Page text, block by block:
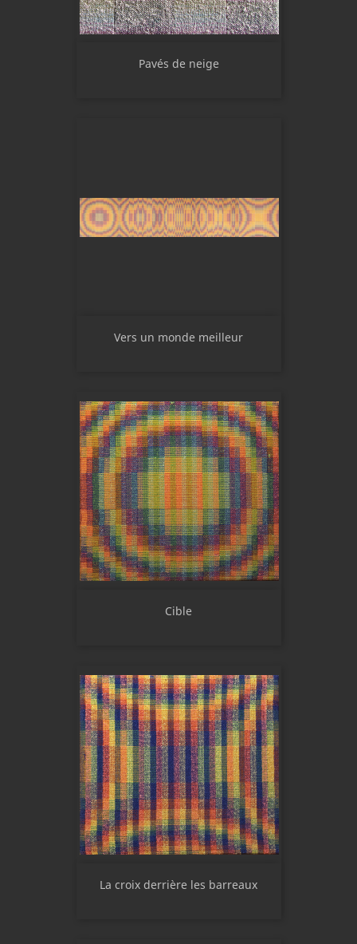
Pavés de neige
Vers un monde meilleur
Cible
La croix derrière les barreaux